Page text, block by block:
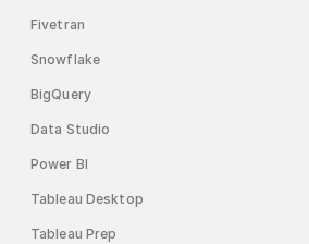
Fivetran
Snowflake
BigQuery
Data Studio
Power BI
Tableau Desktop
Tableau Prep